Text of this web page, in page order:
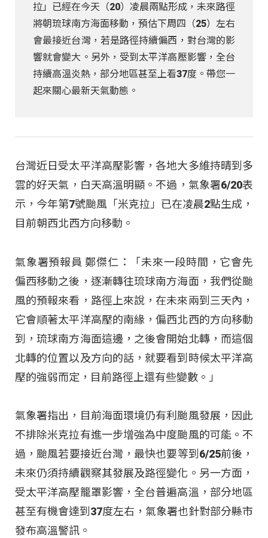
拉」已經在今天（20）凌晨兩點形成，未來路徑
將朝琉球南方海面移動，預估下周四（25）左右
會最接近台灣，若是路徑持續偏西，對台灣的影
響就會變大。另外，受到太平洋高壓影響，全台
持續高溫炎熱，部分地區甚至上看37度。帶您一
起來關心最新天氣動態。
台灣近日受太平洋高壓影響，各地大多維持晴到多
雲的好天氣，白天高溫明顯。不過，氣象署6/20表
示，今年第7號颱風「米克拉」已在凌晨2點生成，
目前朝西北西方向移動。
氣象署預報員 鄭傑仁：「未來一段時間，它會先
偏西移動之後，逐漸轉往琉球南方海面，我們從颱
風的預報來看，路徑上來說，在未來兩到三天內，
它會順著太平洋高壓的南緣，偏西北西的方向移動
到，琉球南方海面這邊，之後會開始北轉，而這個
北轉的位置以及方向的話，就要看到時候太平洋高
壓的強弱而定，目前路徑上還有些變數。」
氣象署指出，目前海面環境仍有利颱風發展，因此
不排除米克拉有進一步增強為中度颱風的可能。不
過，颱風若要接近台灣，最快也要等到6/25前後，
未來仍須持續觀察其發展及路徑變化。另一方面，
受太平洋高壓籠罩影響，全台普遍高溫，部分地區
甚至有機會達到37度左右，氣象署也針對部分縣市
發布高溫警訊。